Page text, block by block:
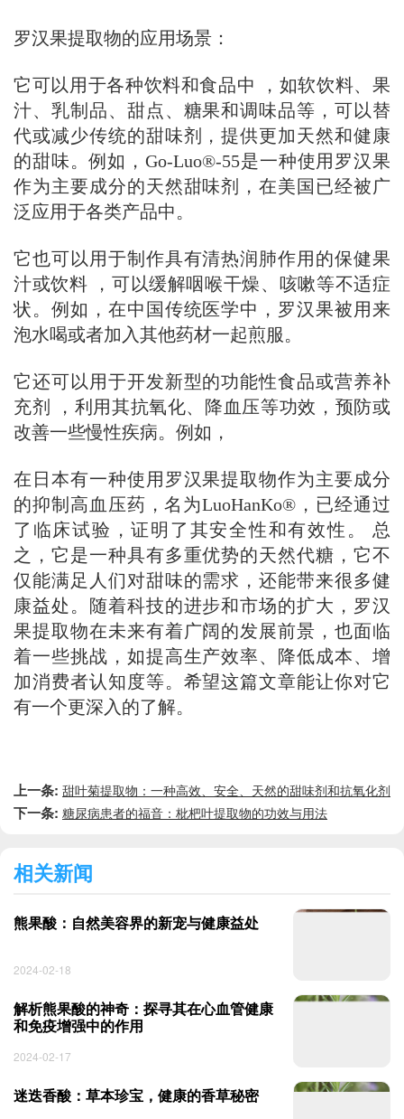
罗汉果提取物的应用场景：
它可以用于各种饮料和食品中 ，如软饮料、果
汁、乳制品、甜点、糖果和调味品等，可以替
代或减少传统的甜味剂，提供更加天然和健康
的甜味。例如，Go-Luo®-55是一种使用罗汉果
作为主要成分的天然甜味剂，在美国已经被广
泛应用于各类产品中。
它也可以用于制作具有清热润肺作用的保健果
汁或饮料 ，可以缓解咽喉干燥、咳嗽等不适症
状。例如，在中国传统医学中，罗汉果被用来
泡水喝或者加入其他药材一起煎服。
它还可以用于开发新型的功能性食品或营养补
充剂 ，利用其抗氧化、降血压等功效，预防或
改善一些慢性疾病。例如，
在日本有一种使用罗汉果提取物作为主要成分
的抑制高血压药，名为LuoHanKo®，已经通过
了临床试验，证明了其安全性和有效性。 总
之，它是一种具有多重优势的天然代糖，它不
仅能满足人们对甜味的需求，还能带来很多健
康益处。随着科技的进步和市场的扩大，罗汉
果提取物在未来有着广阔的发展前景，也面临
着一些挑战，如提高生产效率、降低成本、增
加消费者认知度等。希望这篇文章能让你对它
有一个更深入的了解。
上一条: 甜叶菊提取物：一种高效、安全、天然的甜味剂和抗氧化剂
下一条: 糖尿病患者的福音：枇杷叶提取物的功效与用法
相关新闻
熊果酸：自然美容界的新宠与健康益处
2024-02-18
解析熊果酸的神奇：探寻其在心血管健康
和免疫增强中的作用
2024-02-17
迷迭香酸：草本珍宝，健康的香草秘密